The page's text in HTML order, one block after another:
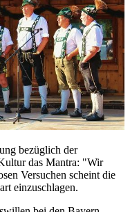
bezüglich der
das Mantra: "Wir
Versuchen scheint die
einzuschlagen.